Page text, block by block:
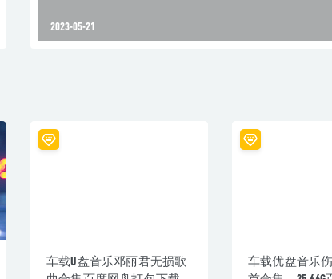
2023-05-21
车载U盘音乐邓丽君无损歌
车载优盘音乐